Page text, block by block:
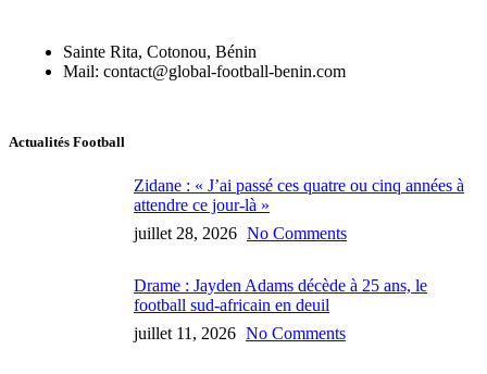
Sainte Rita, Cotonou, Bénin
Mail: contact@global-football-benin.com
Actualités Football
Zidane : « J’ai passé ces quatre ou cinq années à
attendre ce jour-là »
juillet 28, 2026 No Comments
Drame : Jayden Adams décède à 25 ans, le
football sud-africain en deuil
juillet 11, 2026 No Comments